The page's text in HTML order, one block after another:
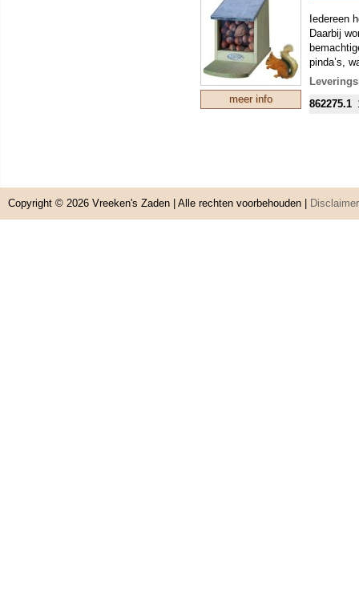
meer info
Iedereen
Daarbij
pinda’s,
voorkom
zichzelf
862275.1
Copyright © 2026 Vreeken's Zaden | Alle rechten voorbehouden | Disclaimer